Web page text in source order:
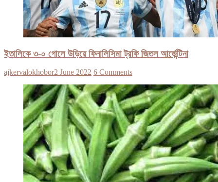
ইতালিকে ৩-০ গোলে উড়িয়ে ফিনালিসিমা ট্রফি জিতল আর্জেন্টিনা
ajkervalokhobor2 June 2022 6 Comments